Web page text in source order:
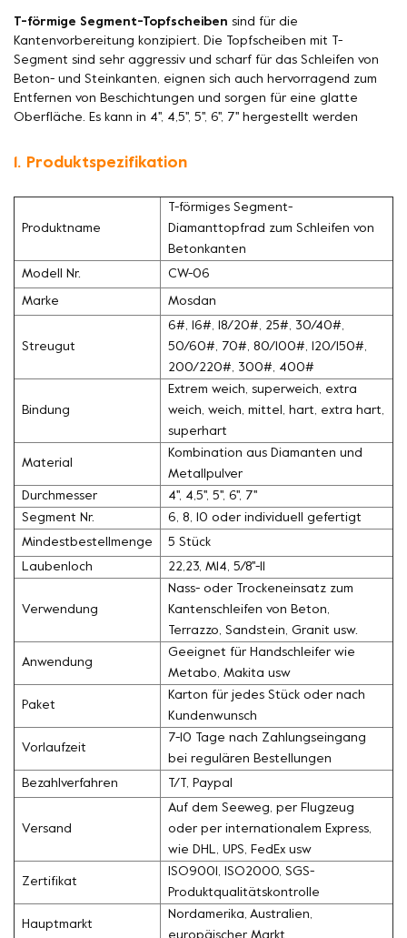
T-förmige Segment-Topfscheiben sind für die
Kantenvorbereitung konzipiert. Die Topfscheiben mit T-
Segment sind sehr aggressiv und scharf für das Schleifen von
Beton- und Steinkanten, eignen sich auch hervorragend zum
Entfernen von Beschichtungen und sorgen für eine glatte
Oberfläche. Es kann in 4'', 4,5'', 5'', 6'', 7'' hergestellt werden
1. Produktspezifikation
Produktname
T-förmiges Segment-
Diamanttopfrad zum Schleifen von
Betonkanten
Modell Nr. CW-06
Marke Mosdan
Streugut
6#, 16#, 18/20#, 25#, 30/40#,
50/60#, 70#, 80/100#, 120/150#,
200/220#, 300#, 400#
Bindung
Extrem weich, superweich, extra
weich, weich, mittel, hart, extra hart,
superhart
Material
Kombination aus Diamanten und
Metallpulver
Durchmesser
4'', 4,5'', 5'', 6'', 7''
Segment Nr.
6, 8, 10 oder individuell gefertigt
Mindestbestellmenge 5 Stück
Laubenloch 22,23, M14, 5/8''-11
Verwendung
Nass- oder Trockeneinsatz zum
Kantenschleifen von Beton,
Terrazzo, Sandstein, Granit usw.
Anwendung
Geeignet für Handschleifer wie
Metabo, Makita usw
Paket
Karton für jedes Stück oder nach
Kundenwunsch
Vorlaufzeit
7-10 Tage nach Zahlungseingang
bei regulären Bestellungen
Bezahlverfahren T/T, Paypal
Versand
Auf dem Seeweg, per Flugzeug
oder per internationalem Express,
wie DHL, UPS, FedEx usw
Zertifikat
ISO9001, ISO2000, SGS-
Produktqualitätskontrolle
Hauptmarkt
Nordamerika, Australien,